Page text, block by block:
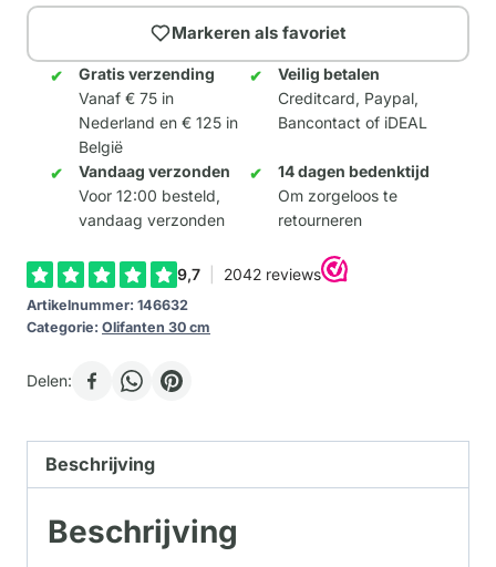
Markeren als favoriet
Gratis verzending
Vanaf € 75 in
Nederland en € 125 in
België
Veilig betalen
Creditcard, Paypal,
Bancontact of iDEAL
Vandaag verzonden
Voor 12:00 besteld,
vandaag verzonden
14 dagen bedenktijd
Om zorgeloos te
retourneren
Artikelnummer: 146632
Categorie: Olifanten 30 cm
Delen:
Beschrijving
Beschrijving